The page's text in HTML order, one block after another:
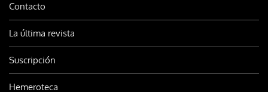
Contacto
La última revista
Suscripción
Hemeroteca